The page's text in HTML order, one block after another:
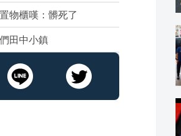
物櫃嘆：髒死了
田中小鎮